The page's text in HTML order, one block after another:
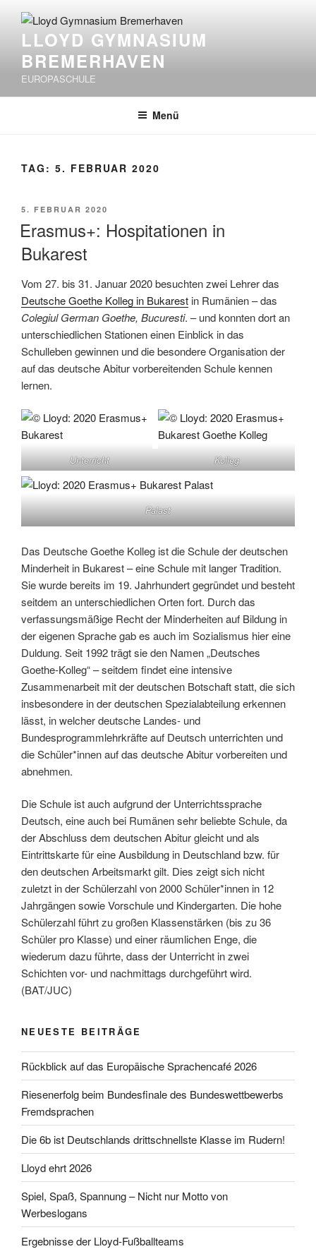
Inhalt
springenLLOYD GYMNASIUM
BREMERHAVEN
EUROPASCHULE
Menü
TAG: 5. FEBRUAR 2020
VERÖFFENTLICHT
5. FEBRUAR 2020
Erasmus+: Hospitationen in
Bukarest
Vom 27. bis 31. Januar 2020 besuchten zwei Lehrer das
Deutsche Goethe Kolleg in Bukarest in Rumänien – das
Colegiul German Goethe, Bucuresti. – und konnten dort an
unterschiedlichen Stationen einen Einblick in das
Schulleben gewinnen und die besondere Organisation der
auf das deutsche Abitur vorbereitenden Schule kennen
lernen.
Unterricht Kolleg
Palast
Das Deutsche Goethe Kolleg ist die Schule der deutschen
Minderheit in Bukarest – eine Schule mit langer Tradition.
Sie wurde bereits im 19. Jahrhundert gegründet und besteht
seitdem an unterschiedlichen Orten fort. Durch das
verfassungsmäßige Recht der Minderheiten auf Bildung in
der eigenen Sprache gab es auch im Sozialismus hier eine
Duldung. Seit 1992 trägt sie den Namen „Deutsches
Goethe-Kolleg“ – seitdem findet eine intensive
Zusammenarbeit mit der deutschen Botschaft statt, die sich
insbesondere in der deutschen Spezialabteilung erkennen
lässt, in welcher deutsche Landes- und
Bundesprogrammlehrkräfte auf Deutsch unterrichten und
die Schüler*innen auf das deutsche Abitur vorbereiten und
abnehmen.
Die Schule ist auch aufgrund der Unterrichtssprache
Deutsch, eine auch bei Rumänen sehr beliebte Schule, da
der Abschluss dem deutschen Abitur gleicht und als
Eintrittskarte für eine Ausbildung in Deutschland bzw. für
den deutschen Arbeitsmarkt gilt. Dies zeigt sich nicht
zuletzt in der Schülerzahl von 2000 Schüler*innen in 12
Jahrgängen sowie Vorschule und Kindergarten. Die hohe
Schülerzahl führt zu großen Klassenstärken (bis zu 36
Schüler pro Klasse) und einer räumlichen Enge, die
wiederum dazu führte, dass der Unterricht in zwei
Schichten vor- und nachmittags durchgeführt wird.
(BAT/JUC)
NEUESTE BEITRÄGE
Rückblick auf das Europäische Sprachencafé 2026
Riesenerfolg beim Bundesfinale des Bundeswettbewerbs
Fremdsprachen
Die 6b ist Deutschlands drittschnellste Klasse im Rudern!
Lloyd ehrt 2026
Spiel, Spaß, Spannung – Nicht nur Motto von
Werbeslogans
Ergebnisse der Lloyd-Fußballteams